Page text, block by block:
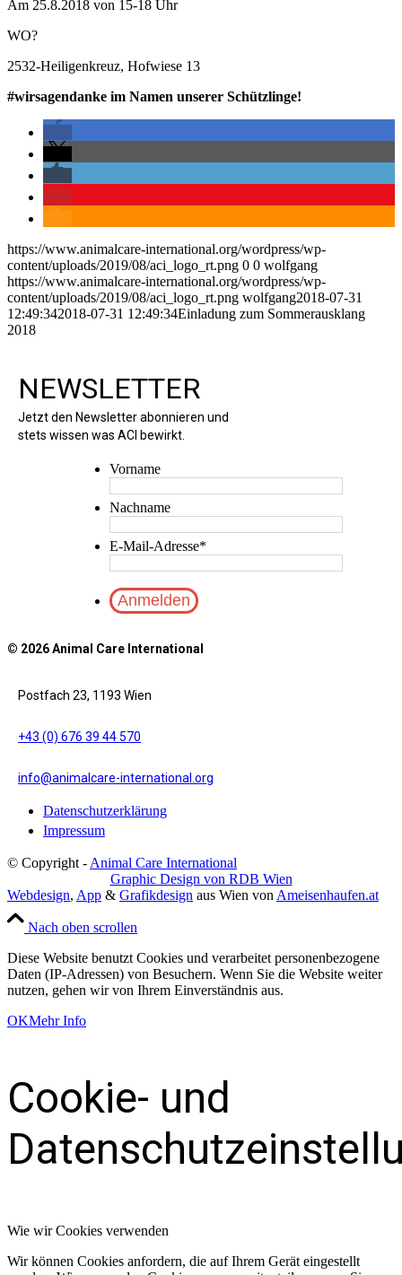
Am 25.8.2018 von 15-18 Uhr
WO?
2532-Heiligenkreuz, Hofwiese 13
#wirsagendanke im Namen unserer Schützlinge!
https://www.animalcare-international.org/wordpress/wp-
content/uploads/2019/08/aci_logo_rt.png 0 0 wolfgang
https://www.animalcare-international.org/wordpress/wp-
content/uploads/2019/08/aci_logo_rt.png wolfgang2018-07-31
12:49:342018-07-31 12:49:34Einladung zum Sommerausklang
2018
NEWSLETTER
Jetzt den Newsletter abonnieren und
stets wissen was ACI bewirkt.
Vorname
Nachname
E-Mail-Adresse*
© 2026 Animal Care International
Postfach 23, 1193 Wien
+43 (0) 676 39 44 570
info@animalcare-international.org
Datenschutzerklärung
Impressum
© Copyright - Animal Care International
Graphic Design von RDB Wien
Webdesign, App & Grafikdesign aus Wien von Ameisenhaufen.at
Nach oben scrollen
Diese Website benutzt Cookies und verarbeitet personenbezogene
Daten (IP-Adressen) von Besuchern. Wenn Sie die Website weiter
nutzen, gehen wir von Ihrem Einverständnis aus.
OKMehr Info
Cookie- und
Wie wir Cookies verwenden
Wir können Cookies anfordern, die auf Ihrem Gerät eingestellt